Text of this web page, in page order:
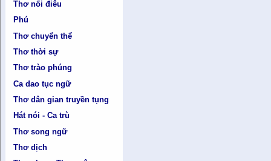
Thơ nối điêu
Phú
Thơ chuyển thể
Thơ thời sự
Thơ trào phúng
Ca dao tục ngữ
Thơ dân gian truyền tụng
Hát nói - Ca trù
Thơ song ngữ
Thơ dịch